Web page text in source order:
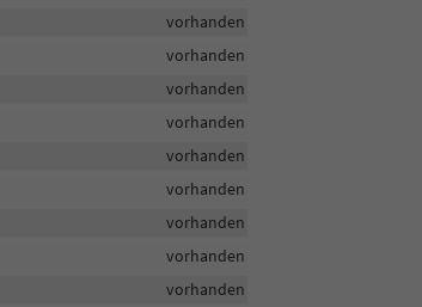
vorhanden
vorhanden
vorhanden
vorhanden
vorhanden
vorhanden
vorhanden
vorhanden
vorhanden